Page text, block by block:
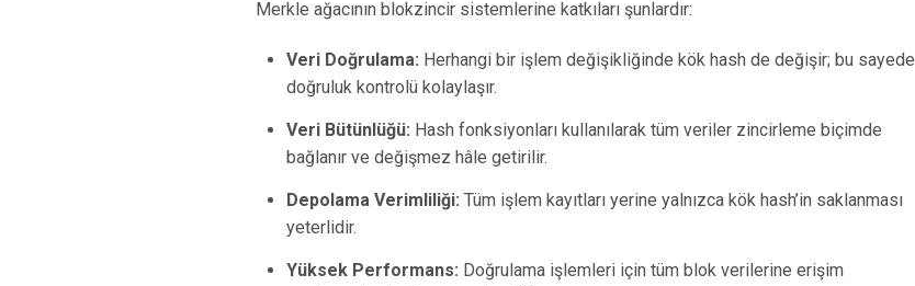
Merkle ağacının blokzincir sistemlerine katkıları şunlardır:
Veri Doğrulama: Herhangi bir işlem değişikliğinde kök hash de değişir; bu sayede
doğruluk kontrolü kolaylaşır.
Veri Bütünlüğü: Hash fonksiyonları kullanılarak tüm veriler zincirleme biçimde
bağlanır ve değişmez hâle getirilir.
Depolama Verimliliği: Tüm işlem kayıtları yerine yalnızca kök hash’in saklanması
yeterlidir.
Yüksek Performans: Doğrulama işlemleri için tüm blok verilerine erişim